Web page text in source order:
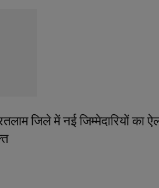
जिले में नई जिम्मेदारियों का